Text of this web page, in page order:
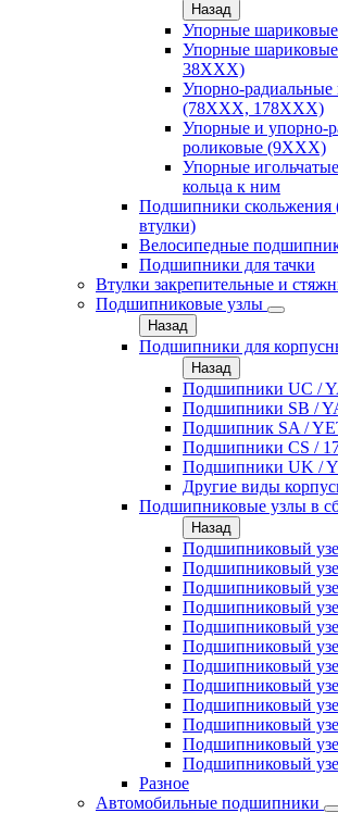
Назад
Упорные
Упорные
38ХХХ)
Упорно-
(78XXX, 178ХХХ)
Упорные и упорно-
роликовые (9ХХХ)
Упорные
кольца к ним
Подшипники скольжения
втулки)
Велосипедные
Подшипники для тачки
Втулки закрепительные и
Подшипниковые узлы
Назад
Подшипники для
Назад
Подшипники UC /
Подшипники SB /
Подшипник SA /
Подшипники CS /
Подшипники UK /
Другие виды
Подшипниковые узлы в
Назад
Подшипниковый
Подшипниковый
Подшипниковый
Подшипниковый
Подшипниковый
Подшипниковый
Подшипниковый
Подшипниковый
Подшипниковый
Подшипниковый
Подшипниковый
Подшипниковый
Разное
Автомобильные подшипники